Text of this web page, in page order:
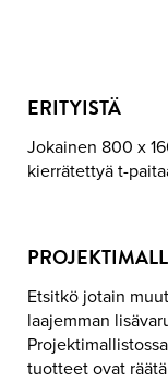
ERITYISTÄ
Jokainen 800 x
kierrätettyä t-
Etsitkö jotain
laajemman
tuotteet ovat